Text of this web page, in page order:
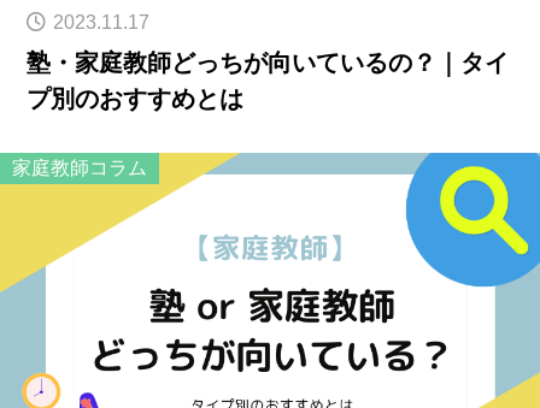
2023.11.17
塾・家庭教師どっちが向いているの？｜タイ
プ別のおすすめとは
家庭教師コラム